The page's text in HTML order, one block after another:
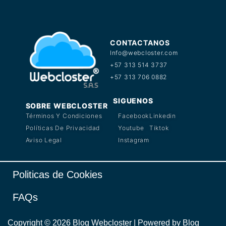
CONTACTANOS
Info@webcloster.com
+57 313 514 3737
+57 313 706 0882
SOBRE WEBCLOSTER
Términos Y Condiciones
Políticas De Privacidad
Aviso Legal
SIGUENOS
Facebook
Youtube
Instagram
Linkedin
Tiktok
Copyright © 2026 Blog Webcloster | Powered by Blog
Politicas de Cookies
FAQs